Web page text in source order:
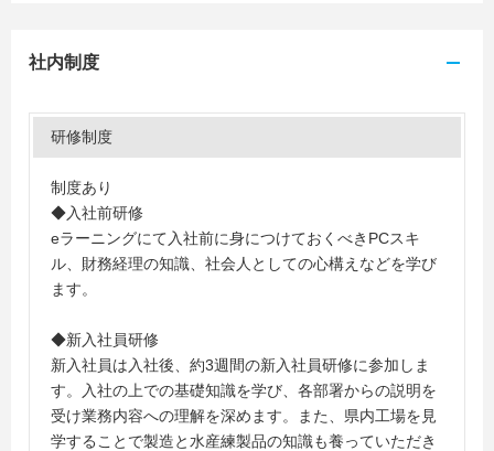
社内制度
研修制度
制度あり
◆入社前研修
eラーニングにて入社前に身につけておくべきPCスキ
ル、財務経理の知識、社会人としての心構えなどを学び
ます。
◆新入社員研修
新入社員は入社後、約3週間の新入社員研修に参加しま
す。入社の上での基礎知識を学び、各部署からの説明を
受け業務内容への理解を深めます。また、県内工場を見
学することで製造と水産練製品の知識も養っていただき